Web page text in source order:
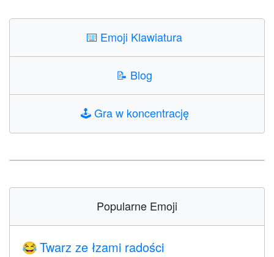
⌨️ Emoji Klawiatura
📝 Blog
🕹️Gra w koncentrację
Popularne Emoji
😂 Twarz ze łzami radości